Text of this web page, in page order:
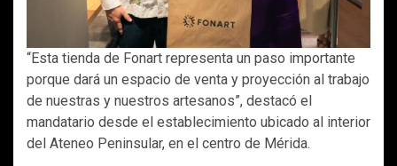
“Esta tienda de Fonart representa un paso importante
porque dará un espacio de venta y proyección al trabajo
de nuestras y nuestros artesanos”, destacó el
mandatario desde el establecimiento ubicado al interior
del Ateneo Peninsular, en el centro de Mérida.